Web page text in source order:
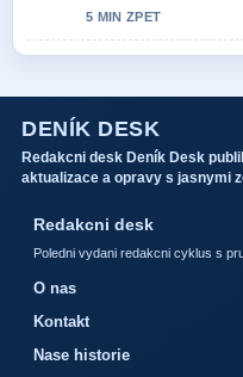
5 MIN ZPET
DENÍK DESK
Redakcni desk Deník Desk
aktualizace a opravy s jasnymi
Redakcni desk
Poledni vydani redakcni cyklus s
O nas
Kontakt
Nase historie